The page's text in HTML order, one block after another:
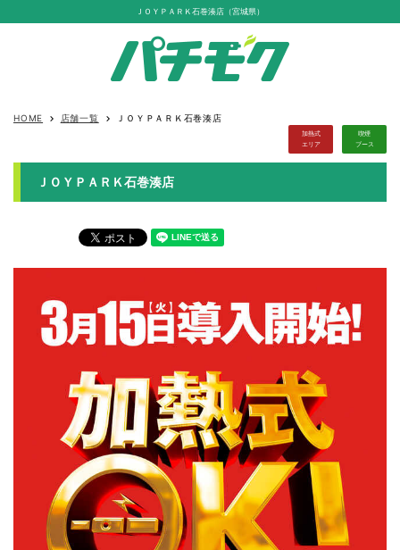
ＪＯＹＰＡＲＫ石巻湊店（宮城県）
HOME keyboard_arrow_right 店舗一覧 keyboard_arrow_right ＪＯＹＰＡＲＫ石巻湊店
加熱式
エリア
喫煙
ブース
ＪＯＹＰＡＲＫ石巻湊店